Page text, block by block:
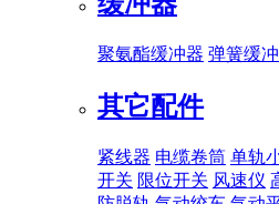
聚氨酯缓冲器 弹簧缓
其它配件
紧线器 电缆卷筒 单轨
开关 限位开关 风速仪